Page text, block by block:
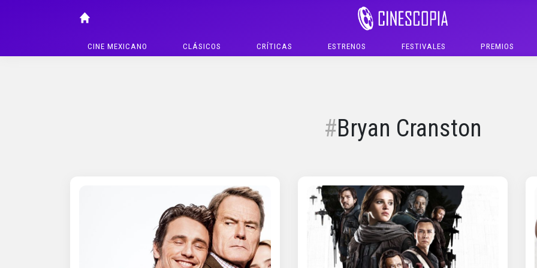
CINE MEXICANO CLÁSICOS CRÍTICAS ESTRENOS FESTIVALES PREMIOS
Bryan Cranston